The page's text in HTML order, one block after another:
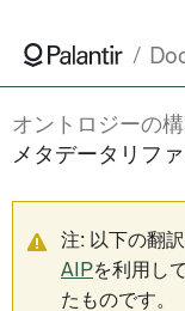
オントロジーの
メタデータリフ
注: 以下の翻
AIPを利用し
たものです。